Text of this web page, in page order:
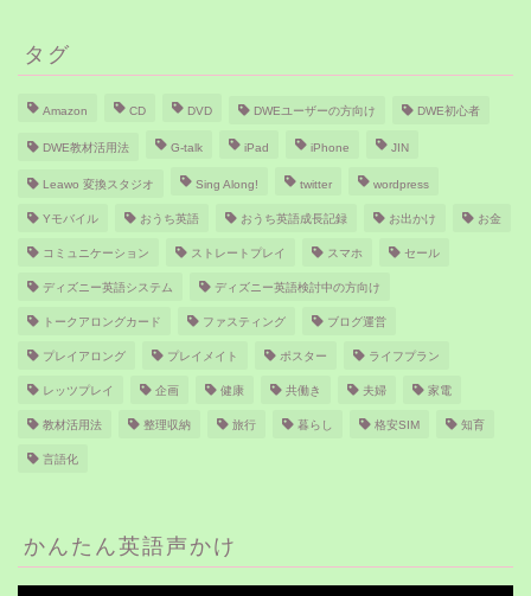
タグ
Amazon CD DVD DWEユーザーの方向け DWE初心者
DWE教材活用法 G-talk iPad iPhone JIN
Leawo 変換スタジオ Sing Along! twitter wordpress
Yモバイル おうち英語 おうち英語成長記録 お出かけ お金
コミュニケーション ストレートプレイ スマホ セール
ディズニー英語システム ディズニー英語検討中の方向け
トークアロングカード ファスティング ブログ運営
プレイアロング プレイメイト ポスター ライフプラン
レッツプレイ 企画 健康 共働き 夫婦 家電
教材活用法 整理収納 旅行 暮らし 格安SIM 知育
言語化
かんたん英語声かけ